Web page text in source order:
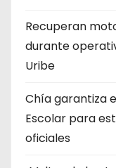
Recuperan
durante
Uribe
Chía garantiza
Escolar para
oficiales